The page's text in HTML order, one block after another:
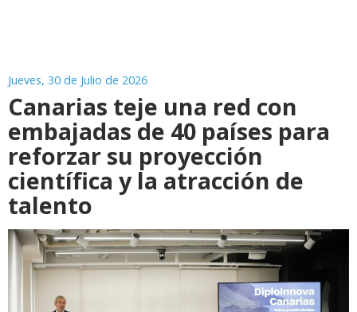
Jueves, 30 de Julio de 2026
Canarias teje una red con
embajadas de 40 países para
reforzar su proyección
científica y la atracción de
talento